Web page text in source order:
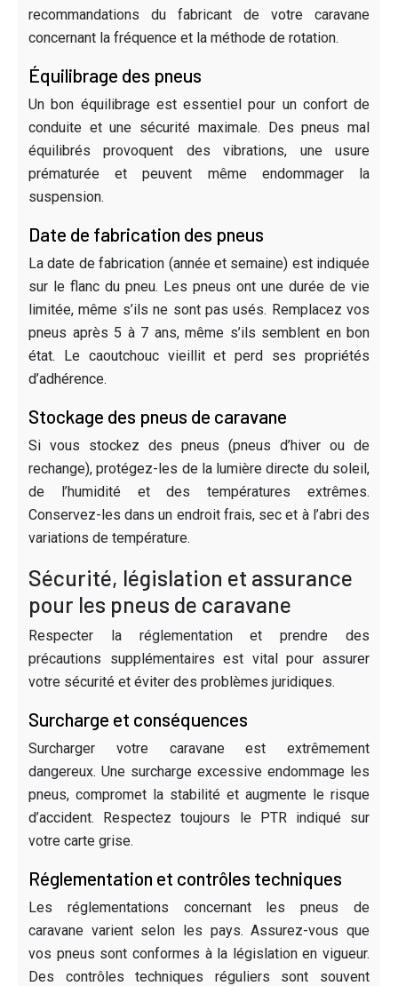
recommandations du fabricant de votre caravane
concernant la fréquence et la méthode de rotation.
Équilibrage des pneus
Un bon équilibrage est essentiel pour un confort de
conduite et une sécurité maximale. Des pneus mal
équilibrés provoquent des vibrations, une usure
prématurée et peuvent même endommager la
suspension.
Date de fabrication des pneus
La date de fabrication (année et semaine) est indiquée
sur le flanc du pneu. Les pneus ont une durée de vie
limitée, même s’ils ne sont pas usés. Remplacez vos
pneus après 5 à 7 ans, même s’ils semblent en bon
état. Le caoutchouc vieillit et perd ses propriétés
d’adhérence.
Stockage des pneus de caravane
Si vous stockez des pneus (pneus d’hiver ou de
rechange), protégez-les de la lumière directe du soleil,
de l’humidité et des températures extrêmes.
Conservez-les dans un endroit frais, sec et à l’abri des
variations de température.
Sécurité, législation et assurance
pour les pneus de caravane
Respecter la réglementation et prendre des
précautions supplémentaires est vital pour assurer
votre sécurité et éviter des problèmes juridiques.
Surcharge et conséquences
Surcharger votre caravane est extrêmement
dangereux. Une surcharge excessive endommage les
pneus, compromet la stabilité et augmente le risque
d’accident. Respectez toujours le PTR indiqué sur
votre carte grise.
Réglementation et contrôles techniques
Les réglementations concernant les pneus de
caravane varient selon les pays. Assurez-vous que
vos pneus sont conformes à la législation en vigueur.
Des contrôles techniques réguliers sont souvent